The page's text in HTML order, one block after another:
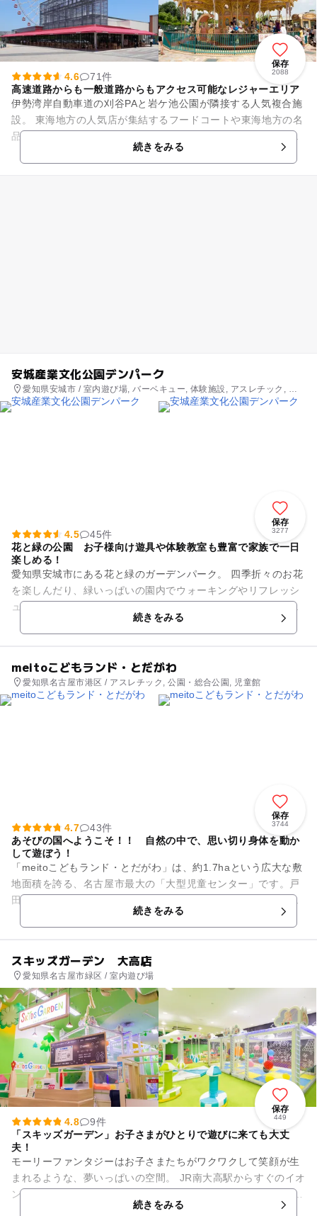
保存
2088
4.6
71件
高速道路からも一般道路からもアクセス可能なレジャーエリア
伊勢湾岸自動車道の刈谷PAと岩ケ池公園が隣接する人気複合施
設。 東海地方の人気店が集結するフードコートや東海地方の名
品が揃うおみやげコーナー、地元の取れたて新鮮野菜が揃う産
続きをみる
安城産業文化公園デンパーク
愛知県安城市 / 室内遊び場, バーベキュー, 体験施設, アスレチック, 公
園・総合公園
保存
3277
4.5
45件
花と緑の公園 お子様向け遊具や体験教室も豊富で家族で一日
楽しめる！
愛知県安城市にある花と緑のガーデンパーク。 四季折々のお花
を楽しんだり、緑いっぱいの園内でウォーキングやリフレッシ
ュしたりできる。暖かい季節にはジャブジャブ池で水遊びもお
続きをみる
meitoこどもランド・とだがわ
愛知県名古屋市港区 / アスレチック, 公園・総合公園, 児童館
保存
3744
4.7
43件
あそびの国へようこそ！！ 自然の中で、思い切り身体を動か
して遊ぼう！
「meitoこどもランド・とだがわ」は、約1.7haという広大な敷
地面積を誇る、名古屋市最大の「大型児童センター」です。戸
田川緑地という希少な自然環境の中にある、親子連れに人気の
続きをみる
スキッズガーデン 大高店
愛知県名古屋市緑区 / 室内遊び場
保存
449
4.8
9件
「スキッズガーデン」お子さまがひとりで遊びに来ても大丈
夫！
モーリーファンタジーはお子さまたちがワクワクして笑顔が生
まれるような、夢いっぱいの空間。 JR南大高駅からすぐのイオ
ン大高に出店しています。 ショッピングセンター内の身近な遊
続きをみる